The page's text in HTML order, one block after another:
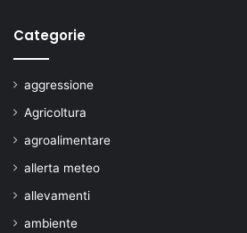
Categorie
aggressione
Agricoltura
agroalimentare
allerta meteo
allevamenti
ambiente